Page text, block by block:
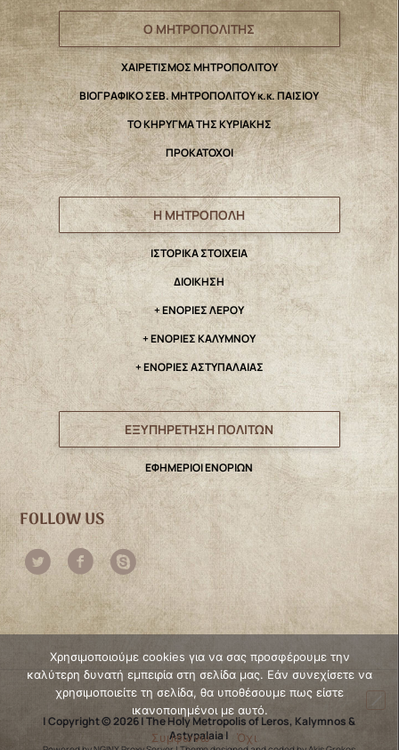
Ο ΜΗΤΡΟΠΟΛΙΤΗΣ
ΧΑΙΡΕΤΙΣΜΟΣ ΜΗΤΡΟΠΟΛΙΤΟΥ
ΒΙΟΓΡΑΦΙΚΟ ΣΕΒ. ΜΗΤΡΟΠΟΛΙΤΟΥ κ.κ. ΠΑΙΣΙΟΥ
ΤΟ ΚΗΡΥΓΜΑ ΤΗΣ ΚΥΡΙΑΚΗΣ
ΠΡΟΚΑΤΟΧΟΙ
Η ΜΗΤΡΟΠΟΛΗ
IΣΤΟΡΙΚΑ ΣΤΟΙΧΕΙΑ
ΔΙΟΙΚΗΣΗ
+ ΕΝΟΡΙΕΣ ΛΕΡΟΥ
+ ΕΝΟΡΙΕΣ ΚΑΛΥΜΝΟΥ
+ ΕΝΟΡΙΕΣ ΑΣΤΥΠΑΛΑΙΑΣ
ΕΞΥΠΗΡΕΤΗΣΗ ΠΟΛΙΤΩΝ
ΕΦΗΜΕΡΙΟΙ ΕΝΟΡΙΩΝ
FOLLOW US
| Copyright © 2026 | The Holy Metropolis of Leros, Kalymnos &
Astypalaia |
Χρησιμοποιούμε cookies για να σας προσφέρουμε την
καλύτερη δυνατή εμπειρία στη σελίδα μας. Εάν συνεχίσετε να
χρησιμοποιείτε τη σελίδα, θα υποθέσουμε πως είστε
ικανοποιημένοι με αυτό.
Συμφωνώ
Όχι